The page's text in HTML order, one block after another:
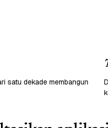
satu dekade membangun